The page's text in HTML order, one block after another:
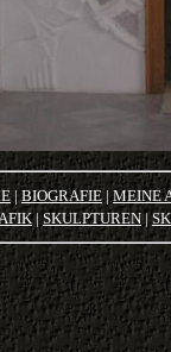
| BIOGRAFIE | MEINE
| SKULPTUREN |